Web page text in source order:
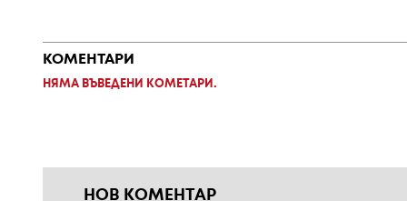
КОМЕНТАРИ
НЯМА ВЪВЕДЕНИ КОМЕТАРИ.
НОВ КОМЕНТАР